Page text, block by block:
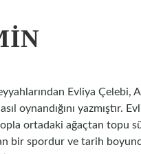
Evliya Çelebi,
oynandığını yazmıştır.
ortadaki ağaçtan topu
bir spordur ve tarih